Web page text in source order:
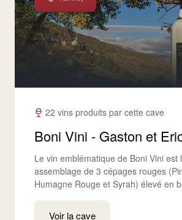
22 vins produits par cette cave
Boni Vini - Gaston et
Le vin emblématique de Boni Vini est
assemblage de 3 cépages rouges
Humagne Rouge et Syrah) élevé en
Voir la cave